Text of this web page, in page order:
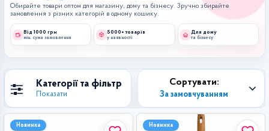
Обирайте товари оптом для магазину, дому та бізнесу. Зручно збирайте
замовлення з різних категорій в одному кошику.
Від 1000 грн
мін. сума замовлення
5000+ товарів
у наявності
Для дому
та бізнесу
Категорії та фільтр
Показати
Сортувати:
За замовчуванням
Новинка Новинка